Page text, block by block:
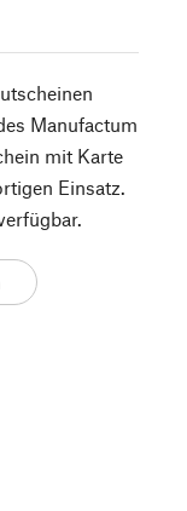
Manufactum
mit Karte
Einsatz.